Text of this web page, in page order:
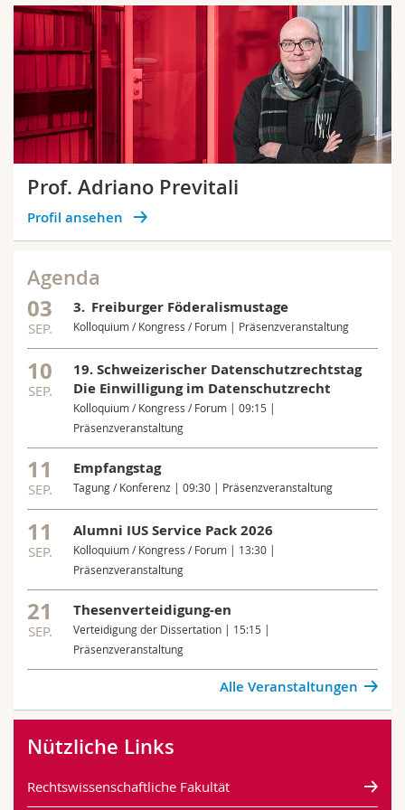
Prof. Adriano Previtali
Profil ansehen
Agenda
03
SEP.
3. Freiburger Föderalismustage
Kolloquium / Kongress / Forum | Präsenzveranstaltung
10
SEP.
19. Schweizerischer Datenschutzrechtstag
Die Einwilligung im Datenschutzrecht
Kolloquium / Kongress / Forum | 09:15 |
Präsenzveranstaltung
11
SEP.
Empfangstag
Tagung / Konferenz | 09:30 | Präsenzveranstaltung
11
SEP.
Alumni IUS Service Pack 2026
Kolloquium / Kongress / Forum | 13:30 |
Präsenzveranstaltung
21
SEP.
Thesenverteidigung-en
Verteidigung der Dissertation | 15:15 |
Präsenzveranstaltung
Alle Veranstaltungen
Nützliche Links
Rechtswissenschaftliche Fakultät